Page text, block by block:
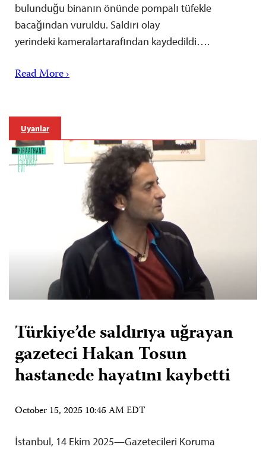
bulunduğu binanın önünde pompalı tüfekle
bacağından vuruldu. Saldırı olay
yerindeki kameralartarafından kaydedildi….
Read More ›
Uyarılar
Türkiye’de saldırıya uğrayan
gazeteci Hakan Tosun
hastanede hayatını kaybetti
October 15, 2025 10:45 AM EDT
İstanbul, 14 Ekim 2025—Gazetecileri Koruma